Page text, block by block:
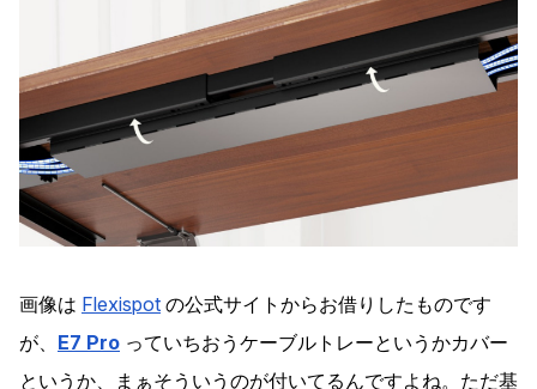
画像は Flexispot の公式サイトからお借りしたものです
が、 E7 Pro っていちおうケーブルトレーというかカバー
というか、まぁそういうのが付いてるんですよね。ただ基